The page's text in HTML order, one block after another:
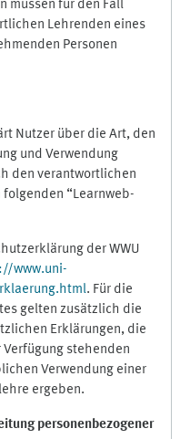
müssen für den Fall
Lehrenden eines
Personen
Nutzer über die Art, den
und Verwendung
den verantwortlichen
“Learnweb-
der WWU
www.uni-
. Für die
gelten zusätzlich die
Erklärungen, die
stehenden
Verwendung einer
ergeben.
personenbezogener